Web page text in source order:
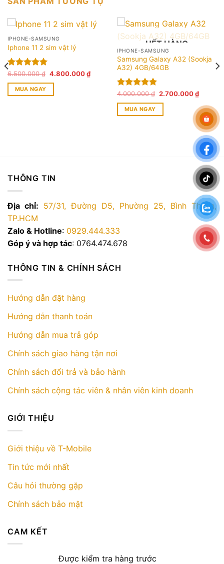
IPHONE-SAMSUNG
Iphone 11 2 sim vật lý
Được xếp
hạng5.00
5 sao
6.500.000₫ Giá
là:
4.800.000₫Giá
hiện
MUA NGAY
HẾT HÀNG
IPHONE-SAMSUNG
Samsung Galaxy A32 (Sookja
A32) 4GB/64GB
Được xếp
hạng5.00
5 sao
4.000.000₫ Giá
là:
4.000.000 ₫.
2.700.000₫Giá
hiện
tại
là:
MUA NGAY
THÔNG TIN
Địa chỉ: 57/31, Đường D5, Phường 25, Bình Thạnh,
TP.HCM
Zalo & Hotline: 0929.444.333
Góp ý và hợp tác: 0764.474.678
THÔNG TIN & CHÍNH SÁCH
Hướng dẫn đặt hàng
Hướng dẫn thanh toán
Hướng dẫn mua trả góp
Chính sách giao hàng tận nơi
Chính sách đổi trả và bảo hành
Chính sách cộng tác viên & nhân viên kinh doanh
GIỚI THIỆU
Giới thiệu về T-Mobile
Tin tức mới nhất
Câu hỏi thường gặp
Chính sách bảo mật
CAM KẾT
Được kiểm tra hàng trước